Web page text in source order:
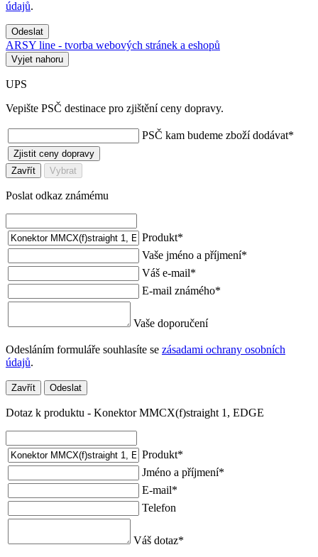
údajů.
Odeslat
ARSY line - tvorba webových stránek a eshopů
Vyjet nahoru
UPS
Vepište PSČ destinace pro zjištění ceny dopravy.
PSČ kam budeme zboží dodávat*
Zjistit ceny dopravy
Zavřít
Vybrat
Poslat odkaz známému
Produkt*
Vaše jméno a příjmení*
Váš e-mail*
E-mail známého*
Vaše doporučení
Odesláním formuláře souhlasíte se zásadami ochrany osobních
údajů.
Zavřít Odeslat
Dotaz k produktu - Konektor MMCX(f)straight 1, EDGE
Produkt*
Jméno a příjmení*
E-mail*
Telefon
Váš dotaz*